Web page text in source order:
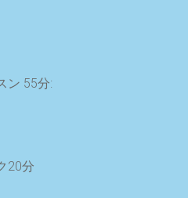
ン 55分:
20分